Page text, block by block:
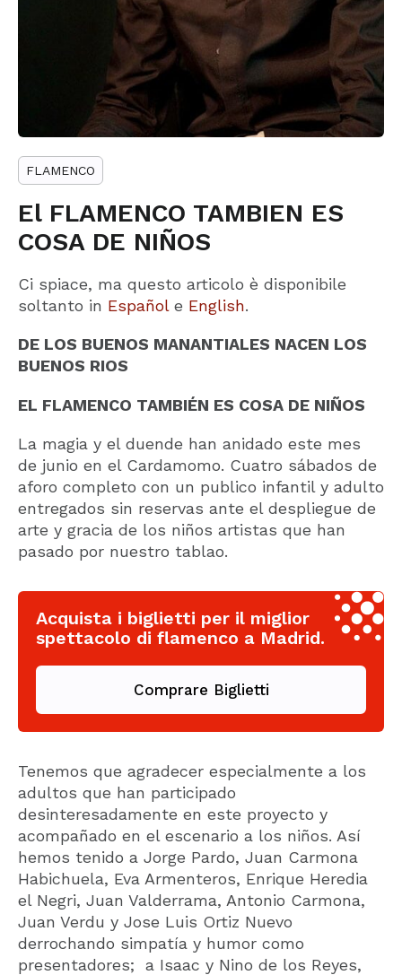
FLAMENCO
El FLAMENCO TAMBIEN ES
COSA DE NIÑOS
Ci spiace, ma questo articolo è disponibile
soltanto in Españole English.
DE LOS BUENOS MANANTIALES NACEN LOS
BUENOS RIOS
EL FLAMENCO TAMBIÉN ES COSA DE NIÑOS
La magia y el duende han anidado este mes
de junio en el Cardamomo. Cuatro sábados de
aforo completo con un publico infantil y adulto
entregados sin reservas ante el despliegue de
arte y gracia de los niños artistas que han
pasado por nuestro tablao.
Acquista i biglietti per il miglior
spettacolo di flamenco a Madrid.
Comprare Biglietti
Tenemos que agradecer especialmente a los
adultos que han participado
desinteresadamente en este proyecto y
acompañado en el escenario a los niños. Así
hemos tenido a Jorge Pardo, Juan Carmona
Habichuela, Eva Armenteros, Enrique Heredia
el Negri, Juan Valderrama, Antonio Carmona,
Juan Verdu y Jose Luis Ortiz Nuevo
derrochando simpatía y humor como
presentadores; a Isaac y Nino de los Reyes,